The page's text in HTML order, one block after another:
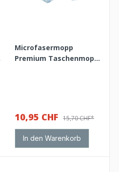
Microfasermopp
Premium Taschenmopp
10,95 CHF 15,70 CHF*
In den Warenkorb